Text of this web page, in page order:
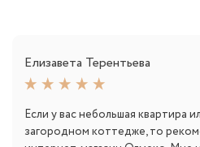
Елизавета Терентьева
Если у вас небольшая квартира
загородном коттедже, то